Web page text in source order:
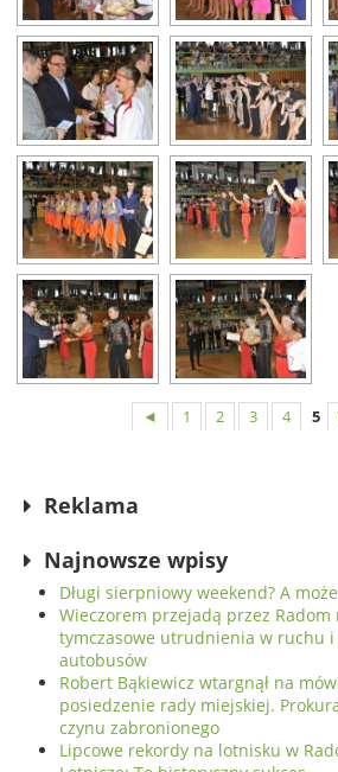
◄ 1 2 3 4 5
Reklama
Najnowsze wpisy
Długi sierpniowy weekend? A
Wieczorem przejadą przez Radom
tymczasowe utrudnienia w ruchu
autobusów
Robert Bąkiewicz wtargnął na
posiedzenie rady miejskiej.
czynu zabronionego
Lipcowe rekordy na lotnisku w